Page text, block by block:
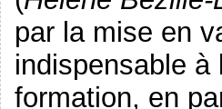
par la mise en
indispensable
formation, en